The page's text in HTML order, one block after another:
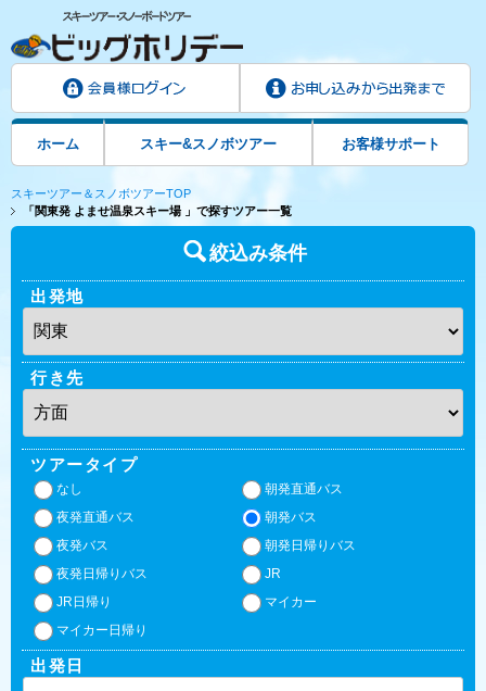
ホーム スキー&スノボツアー お客様サポート
スキーツアー＆スノボツアーTOP
「関東発 よませ温泉スキー場 」で探すツアー一覧
絞込み条件
出発地
行き先
ツアータイプ
なし
朝発直通バス
夜発直通バス
朝発バス
夜発バス
朝発日帰りバス
夜発日帰りバス
JR
JR日帰り
マイカー
マイカー日帰り
出発日